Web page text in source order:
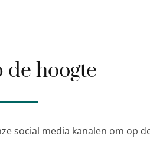
hoogte
social media kanalen om op